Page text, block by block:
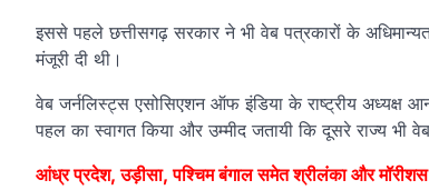
इससे पहले छत्तीसगढ़ सरकार ने भी वेब पत्रकारों के
मंजूरी दी थी।
वेब जर्नलिस्ट्स एसोसिएशन ऑफ इंडिया के राष्ट्रीय अध्यक्ष
पहल का स्वागत किया और उम्मीद जतायी कि दूसरे राज्य भी
आंध्र प्रदेश, उड़ीसा, पश्चिम बंगाल समेत श्रीलंका और मॉरीशस